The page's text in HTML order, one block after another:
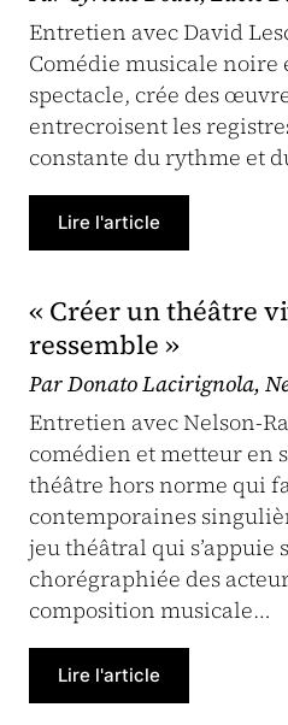
Entretien avec David
Comédie musicale noire
spectacle, crée des
entrecroisent les
constante du rythme et
Lire l'article
« Créer un théâtre
ressemble »
Par Donato Lacirignola,
Entretien avec Nelson-
comédien et metteur en
théâtre hors norme qui
contemporaines
jeu théâtral qui s’appuie
chorégraphiée des
composition musicale…
Lire l'article